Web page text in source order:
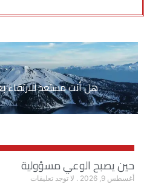
هل أنت مستعد للارتقاء
حين يصبح الوعي مسؤولية
أغسطس 9, 2026 لا توجد تعليقات